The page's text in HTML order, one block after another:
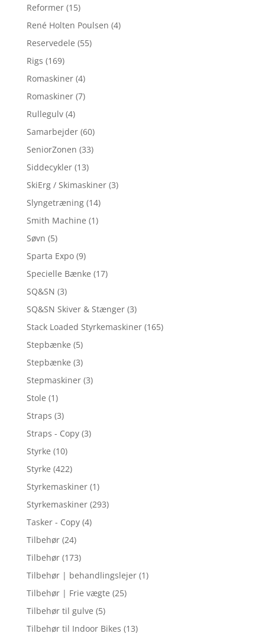
Reformer (15)
René Holten Poulsen (4)
Reservedele (55)
Rigs (169)
Romaskiner (4)
Romaskiner (7)
Rullegulv (4)
Samarbejder (60)
SeniorZonen (33)
Siddecykler (13)
SkiErg / Skimaskiner (3)
Slyngetræning (14)
Smith Machine (1)
Søvn (5)
Sparta Expo (9)
Specielle Bænke (17)
SQ&SN (3)
SQ&SN Skiver & Stænger (3)
Stack Loaded Styrkemaskiner (165)
Stepbænke (5)
Stepbænke (3)
Stepmaskiner (3)
Stole (1)
Straps (3)
Straps - Copy (3)
Styrke (10)
Styrke (422)
Styrkemaskiner (1)
Styrkemaskiner (293)
Tasker - Copy (4)
Tilbehør (24)
Tilbehør (173)
Tilbehør | behandlingslejer (1)
Tilbehør | Frie vægte (25)
Tilbehør til gulve (5)
Tilbehør til Indoor Bikes (13)